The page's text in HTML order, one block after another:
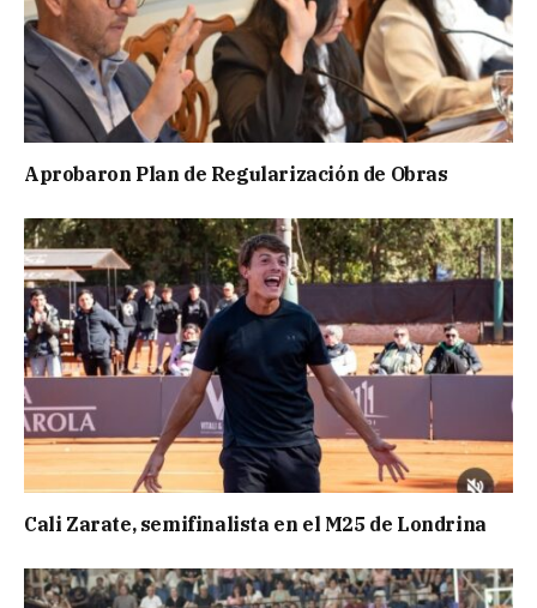
Aprobaron Plan de Regularización de Obras
Cali Zarate, semifinalista en el M25 de Londrina